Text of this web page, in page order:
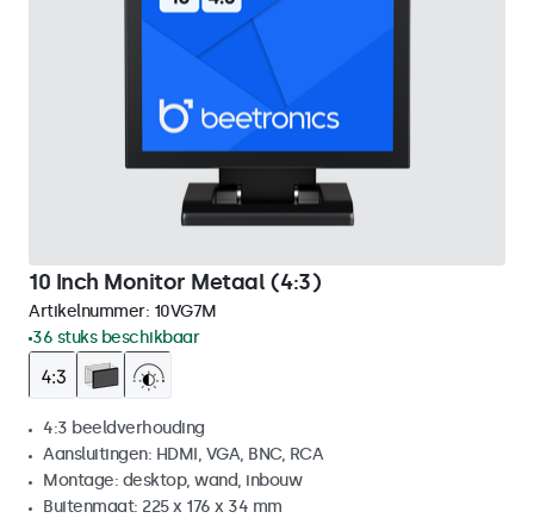
10 Inch Monitor Metaal (4:3)
Artikelnummer: 10VG7M
36 stuks beschikbaar
4:3 beeldverhouding
Aansluitingen: HDMI, VGA, BNC, RCA
Montage: desktop, wand, inbouw
Buitenmaat: 225 x 176 x 34 mm